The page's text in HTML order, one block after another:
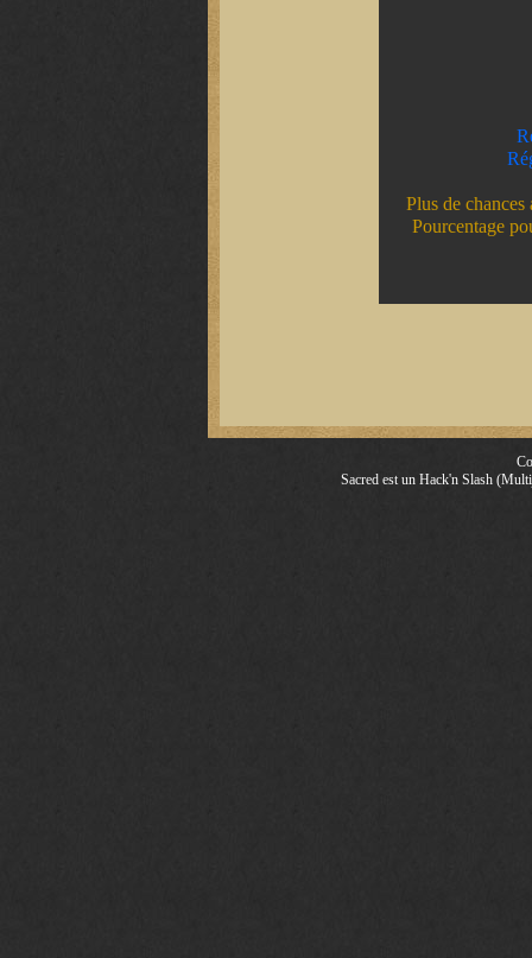
Plus de
Pourcentage
Sacred est un Hack'n Slash